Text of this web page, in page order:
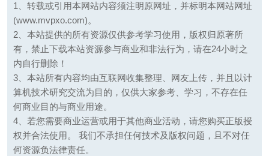
1、转载或引用本网站内容须注明原网址，并标明本网站网址
(www.mvpxo.com)。
2、本站提供的所有资源仅供参考学习使用，版权归原著所
有，禁止下载本站资源参与商业和非法行为，请在24小时之
内自行删除！
3、本站所有内容均由互联网收集整理、网友上传，并且以计
算机技术研究交流为目的，仅供大家参考、学习，不存在任
何商业目的与商业用途。
4、若您需要商业运营或用于其他商业活动，请您购买正版授
权并合法使用。 我们不承担任何技术及版权问题，且不对任
何资源负法律责任。